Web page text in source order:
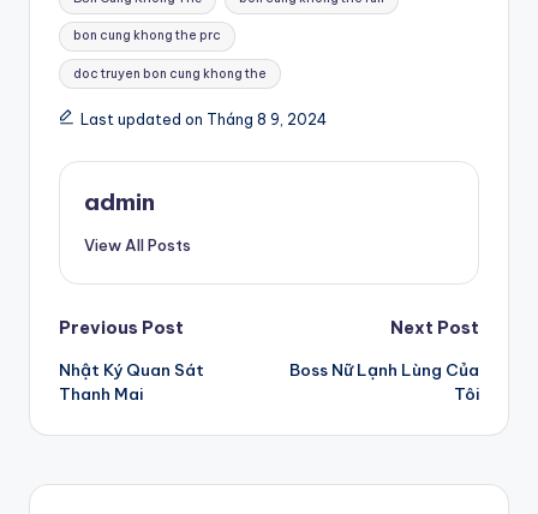
bon cung khong the prc
doc truyen bon cung khong the
Last updated on Tháng 8 9, 2024
admin
View All Posts
Post
navigation
Previous Post
Nhật Ký Quan Sát
Thanh Mai
Next Post
Boss Nữ Lạnh Lùng Của
Tôi